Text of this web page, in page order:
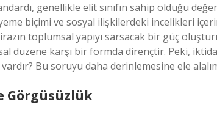
genellikle elit sınıfın sahip olduğu
yeme biçimi ve sosyal ilişkilerdeki incelikleri
toplumsal yapıyı sarsacak bir güç
düzene karşı bir formda dirençtir. Peki,
Bu soruyu daha derinlemesine ele
Görgüsüzlük